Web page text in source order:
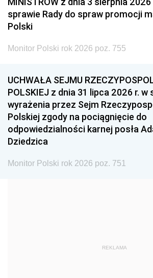
2008 2007
2005
1996 1995
1993 1992
1990 1989
1987 1986
1968
sprawie Rady do spraw promocji
Polski
Monitor Polski rok 2026 poz. 755
UCHWAŁA SEJMU
POLSKIEJ z dnia 31 lipca 2026 r. w
wyrażenia przez Sejm
Polskiej zgody na pociągnięcie do
odpowiedzialności karnej posła
Dziedzica
Monitor Polski rok 2026 poz. 751
REKLAMA